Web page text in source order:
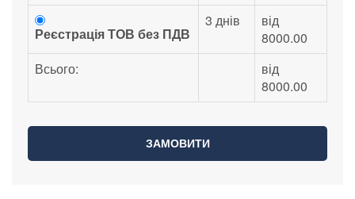
Реєстрація ТОВ без ПДВ
3 днів
від
8000.00
Всього:
від
8000.00